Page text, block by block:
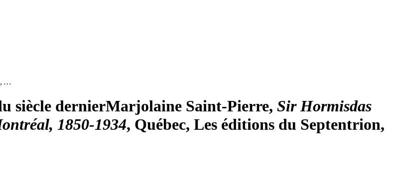
, …
siècle dernierMarjolaine Saint-Pierre, Sir Hormisdas
1850‑1934, Québec, Les éditions du Septentrion,